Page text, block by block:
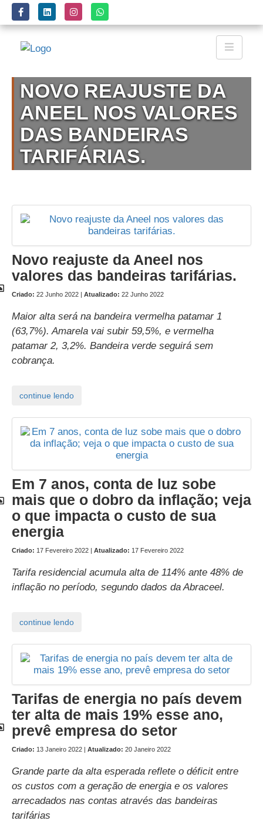
NOVO REAJUSTE DA
ANEEL NOS VALORES
DAS BANDEIRAS
TARIFÁRIAS.
Novo reajuste da Aneel nos
valores das bandeiras tarifárias.
Criado: 22 Junho 2022 | Atualizado: 22 Junho 2022
Maior alta será na bandeira vermelha patamar 1
(63,7%). Amarela vai subir 59,5%, e vermelha
patamar 2, 3,2%. Bandeira verde seguirá sem
cobrança.
Em 7 anos, conta de luz sobe
mais que o dobro da inflação; veja
o que impacta o custo de sua
energia
Criado: 17 Fevereiro 2022 | Atualizado: 17 Fevereiro 2022
Tarifa residencial acumula alta de 114% ante 48% de
inflação no período, segundo dados da Abraceel.
Tarifas de energia no país devem
ter alta de mais 19% esse ano,
prevê empresa do setor
Criado: 13 Janeiro 2022 | Atualizado: 20 Janeiro 2022
Grande parte da alta esperada reflete o déficit entre
os custos com a geração de energia e os valores
arrecadados nas contas através das bandeiras
tarifárias